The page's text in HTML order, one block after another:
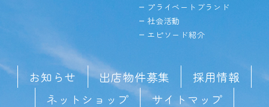
プライベートブランド
社会活動
エピソード紹介
お知らせ 出店物件募集
採用情報
ネットショップ
サイトマップ